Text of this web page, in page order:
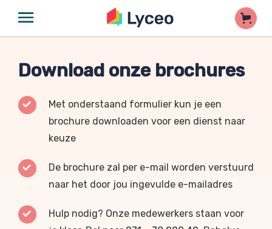
Download onze brochures
Met onderstaand formulier kun je een
brochure downloaden voor een dienst naar
keuze
De brochure zal per e-mail worden verstuurd
naar het door jou ingevulde e-mailadres
Hulp nodig? Onze medewerkers staan voor